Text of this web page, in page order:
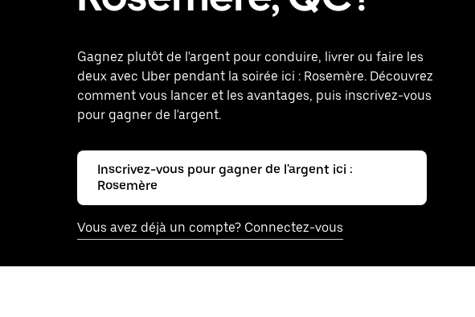
Gagnez plutôt de l'argent pour conduire, livrer ou faire les
deux avec Uber pendant la soirée ici : Rosemère. Découvrez
comment vous lancer et les avantages, puis inscrivez-vous
pour gagner de l'argent.
Inscrivez-vous pour gagner de l'argent ici :
Rosemère
Vous avez déjà un compte? Connectez-vous